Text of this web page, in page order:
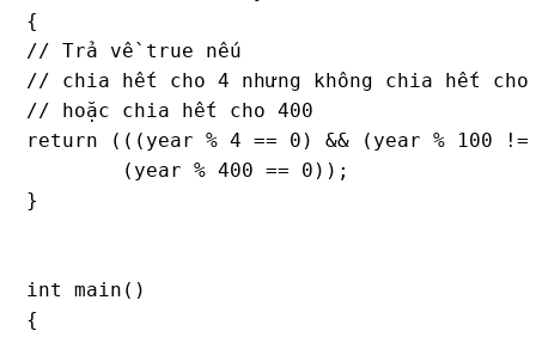
{
// Trả về true nếu
// chia hết cho 4 nhưng không chia hết
// hoặc chia hết cho 400
return (((year % 4 == 0) && (year % 100
        (year % 400 == 0));
}
int main()
{